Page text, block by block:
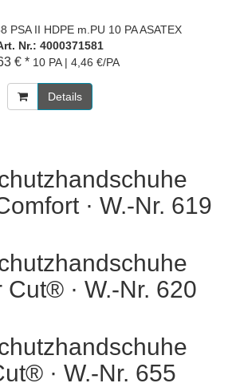
PSA II HDPE m.PU 10 PA ASATEX
Nr.: 4000371581
€ * 10 PA | 4,46 €/PA
Details
· W.-Nr. 619
· W.-Nr. 620
· W.-Nr. 655